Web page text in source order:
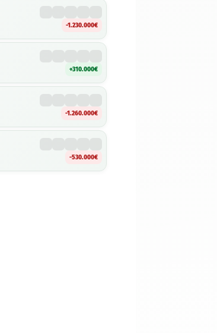
-1.230.000€
+310.000€
-1.260.000€
-530.000€